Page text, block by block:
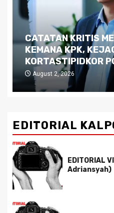
Dilema Kaltim di
Kutukan Sumber
Pemimpin yang
July 29, 2026
EDITORIAL
EDITORIAL
Adriansyah)